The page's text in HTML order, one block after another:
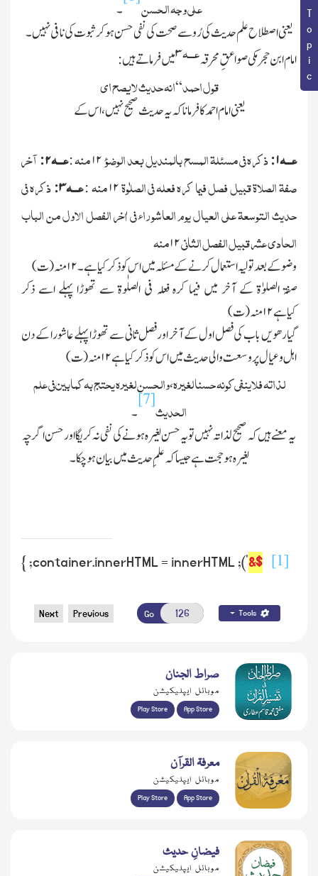
علی وجہ الحسن
۔
یعنی اصطلاح علم حدیث کی رُو سے صحت کی نفی حسن ہوکر ثبوت کی نافی نہیں ۔
امام ابن حجر مکی صواعقِ محرقہعـــہ۳میں فرماتے ہیں :
قول احمد“انہ حدیث لایصح ای
یعنی امام احمد کا فرمانا کہ یہ حدیث صحیح نہیں ، اس کے
عـــہ۱:ذکرہ فی مسئلۃ المسح بالمندیل بعد الوضوء۱۲منہ:عـــہ۲ : آخر
صفۃ الصلاۃ قبیل فصل فیما کرہ فعلہ فی الصلٰوۃ۱۲منہ:عـــہ۳:ذکرہ فی
حدیث التوسعۃ علی العیال یوم العاشوراء فی اٰخر الفصل الاول من الباب
الحادی عشر قبیل الفصل الثانی۱۲منہ
وضو کے بعدتولیہ استعمال کرنے کے مسئلہ میں اس کو ذکر کیا ہے۔۱۲منہ(ت)
صفۃ الصلوٰۃ کے آخر میں فیما کرہ فعلہ فی الصلٰوۃ سے تھوڑا پہلے اسے ذکر
کیاہے۱۲منہ(ت)
گیارھویں باب کی فصل اول کے آخر اور فصل ثانی سے تھوڑا پہلے عاشورا کے دن
اہل وعیال پر وسعت والی حدیث میں اس کو ذکر کیا ہے۱۲منہ(ت)
لذاتہ فلاینفی کونہ حسنا لغیرہ،والحسن لغیرہ یحتج بہ کمابین فی علم
الحدیث[7]
۔
یہ معنے ہیں کہ صحیح لذاتہ نہیں تو یہ حسن لغیرہ ہونے کی نفی نہ کریگا اور حسن اگرچہ
لغیرہ ہو حجت ہے جیسا کہ علمِ حدیث میں بیان ہوچکا۔
[1]
$&
'); container.innerHTML = innerHTML; }
Tools
Go
Previous
Next
صراط الجنان
موبائل ایپلیکیشن
Play Store App Store
معرفۃ القرآن
موبائل ایپلیکیشن
Play Store App Store
فیضانِ حدیث
موبائل ایپلیکیشن